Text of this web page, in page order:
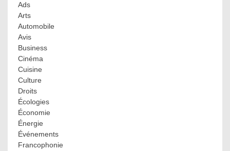
Ads
Arts
Automobile
Avis
Business
Cinéma
Cuisine
Culture
Droits
Écologies
Économie
Énergie
Événements
Francophonie